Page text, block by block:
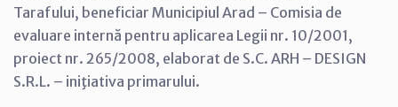
Tarafului, beneficiar Municipiul Arad – Comisia de
evaluare internă pentru aplicarea Legii nr. 10/2001,
proiect nr. 265/2008, elaborat de S.C. ARH – DESIGN
S.R.L. – iniţiativa primarului.